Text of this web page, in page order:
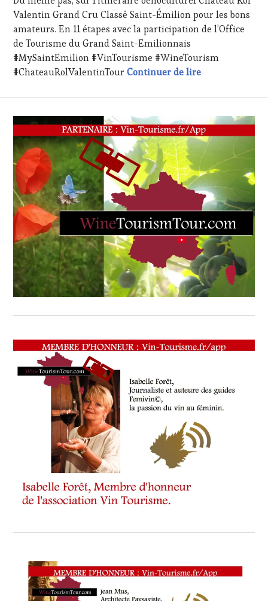
TV,
OENOTOURISME,
PARTENAIRES
VIN
TOURISME,
CHEF,
ŒNOLOGUE,
SOMMELIER
VIGNOBLES
WINE
TASTING
VOUCHER,
WINE
TOURISM
FAME,
WINE
TOURISM
TOUR,
WINETASTINGVOUCHER.COM
Valentin Grand Cru Classé Saint-Émilion pour les bons
amateurs. En 11 étapes avec la participation de l’Office
de Tourisme du Grand Saint-Emilionnais
#MySaintEmilion #VinTourisme #WineTourism
#ChateauRolValentinTourContinuer de lireSaint-Émilion